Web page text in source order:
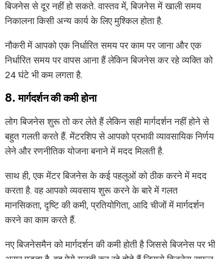
बिजनेस से दूर नहीं हो सकते. वास्तव में, बिजनेस में खाली समय
निकालना किसी अन्य कार्य के लिए मुश्किल होता है.
नौकरी में आपको एक निर्धारित समय पर काम पर जाना और एक
निर्धारित समय पर वापस आना हैं लेकिन बिजनेस कर रहे व्यक्ति को
24 घंटे भी कम लगता है.
8. मार्गदर्शन की कमी होना
लोग बिजनेस शुरू तो कर लेते हैं लेकिन सही मार्गदर्शन नहीं होने से
बहुत गलती करते हैं. मेंटरशिप से आपको प्रभावी व्यावसायिक निर्णय
लेने और रणनीतिक योजना बनाने में मदद मिलती है.
साथ ही, एक मेंटर बिजनेस के कई पहलुओं को ठीक करने में मदद
करता है. वह आपको व्यवसाय शुरू करने के बारे में गलत
मानसिकता, दृष्टि की कमी, प्रतियोगिता, आदि चीजों में मार्गदर्शन
करने का काम करते हैं.
नए बिजनेसमैन को मार्गदर्शन की कमी होती है जिससे बिजनेस पर भी